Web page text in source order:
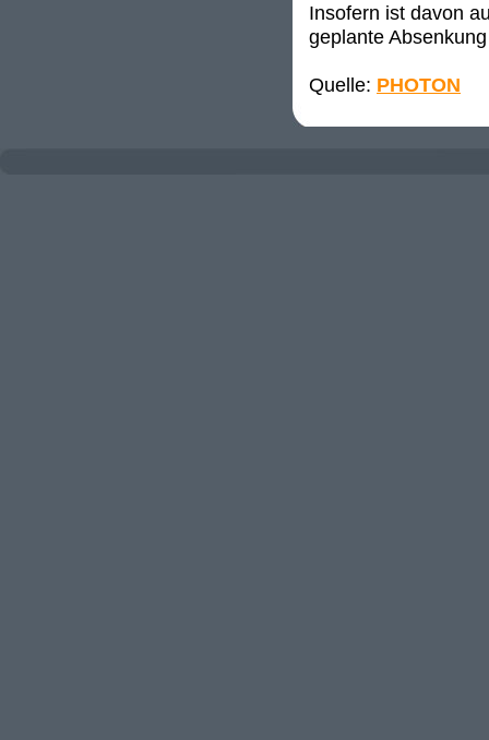
Insofern ist davon
geplante
Quelle: PHOTON